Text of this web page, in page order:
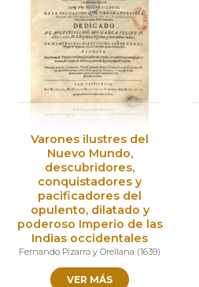
Varones ilustres del
Nuevo Mundo,
descubridores,
conquistadores y
pacificadores del
opulento, dilatado y
poderoso Imperio de las
Indias occidentales
Fernando Pizarro y Orellana (1639)
VER MÁS